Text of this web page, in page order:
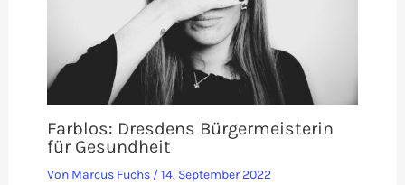
Farblos: Dresdens Bürgermeisterin
für Gesundheit
Von Marcus Fuchs /14. September 2022